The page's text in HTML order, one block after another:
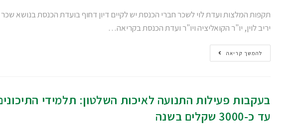
תקפות המלצות ועדת לוי לשכר חברי הכנסת יש לקיים דיון דחוף בועדת הכנסת בנושא
יריב לוין, יו"ר הקואליציה ויו"ר ועדת הכנסת בקריאה…
להמשך קריאה
בעקבות פעילות התנועה לאיכות השלטון: תלמידי
עד כ-3000 שקלים בשנה